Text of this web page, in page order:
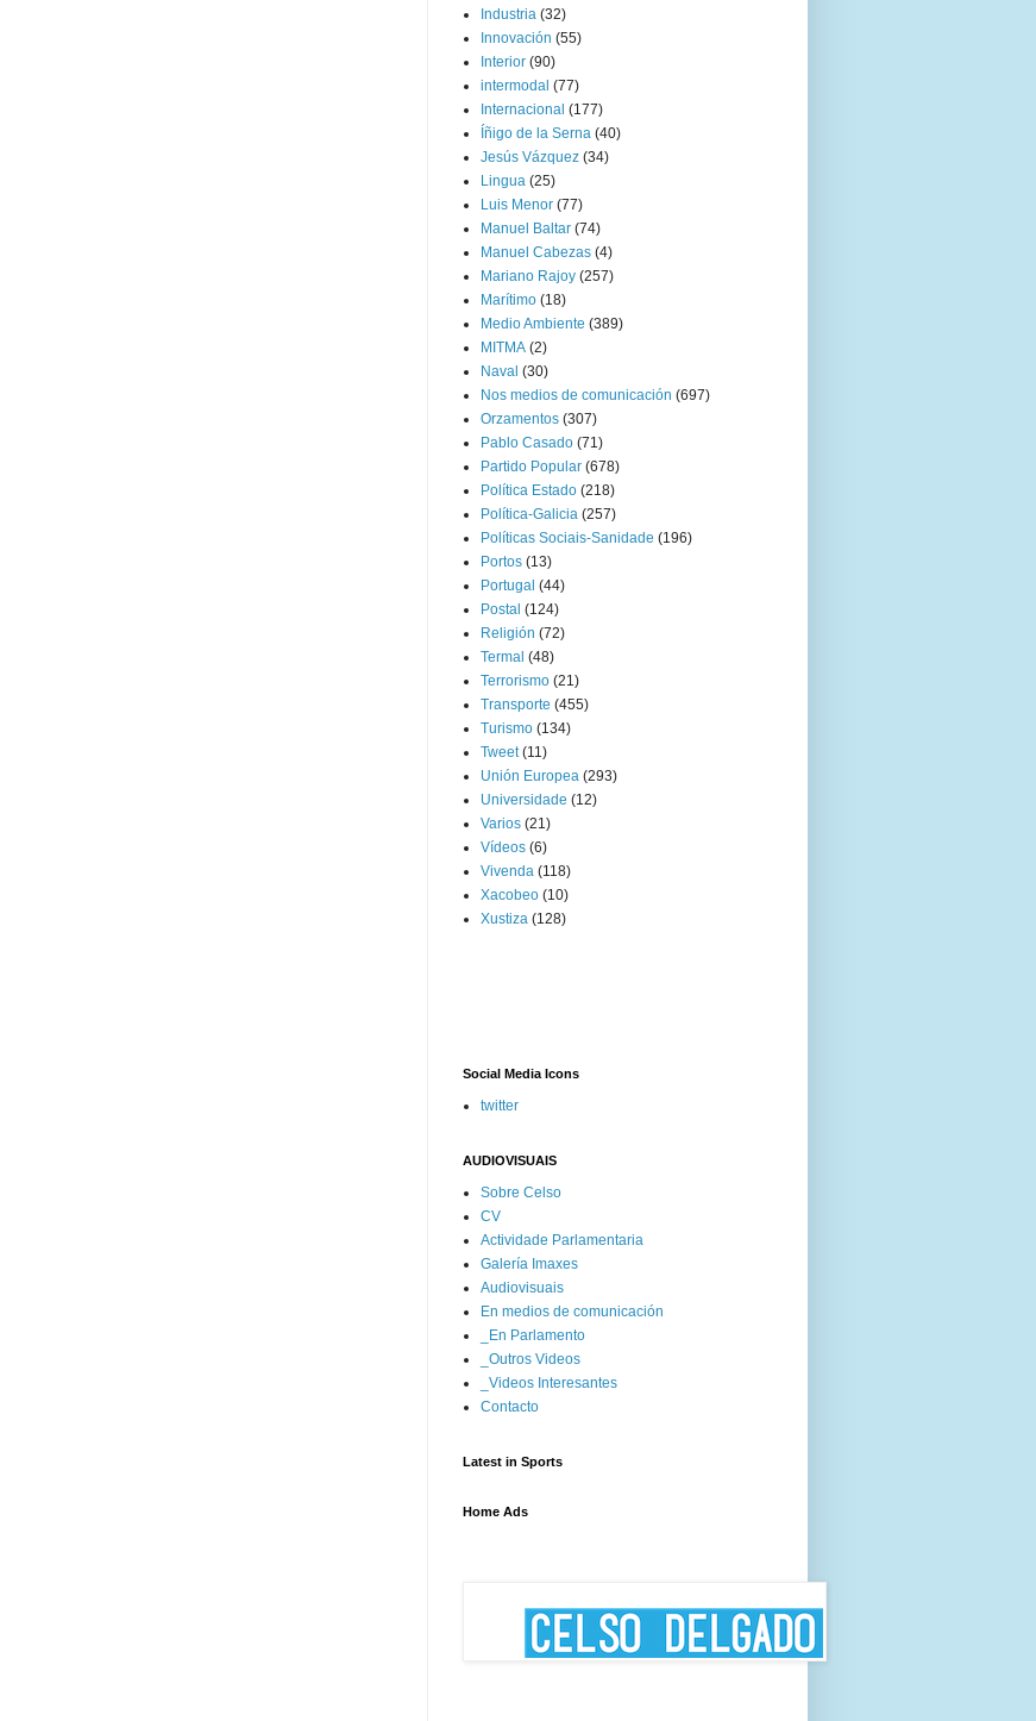
Industria (32)
Innovación (55)
Interior (90)
intermodal (77)
Internacional (177)
Íñigo de la Serna (40)
Jesús Vázquez (34)
Lingua (25)
Luis Menor (77)
Manuel Baltar (74)
Manuel Cabezas (4)
Mariano Rajoy (257)
Marítimo (18)
Medio Ambiente (389)
MITMA (2)
Naval (30)
Nos medios de comunicación (697)
Orzamentos (307)
Pablo Casado (71)
Partido Popular (678)
Política Estado (218)
Política-Galicia (257)
Políticas Sociais-Sanidade (196)
Portos (13)
Portugal (44)
Postal (124)
Religión (72)
Termal (48)
Terrorismo (21)
Transporte (455)
Turismo (134)
Tweet (11)
Unión Europea (293)
Universidade (12)
Varios (21)
Vídeos (6)
Vivenda (118)
Xacobeo (10)
Xustiza (128)
Social Media Icons
twitter
AUDIOVISUAIS
Sobre Celso
CV
Actividade Parlamentaria
Galería Imaxes
Audiovisuais
En medios de comunicación
_En Parlamento
_Outros Videos
_Videos Interesantes
Contacto
Latest in Sports
Home Ads